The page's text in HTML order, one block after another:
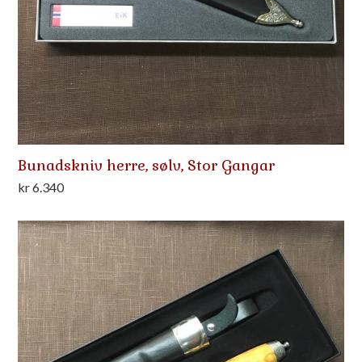
Bunadskniv herre, sølv, Stor Gangar
kr6.340